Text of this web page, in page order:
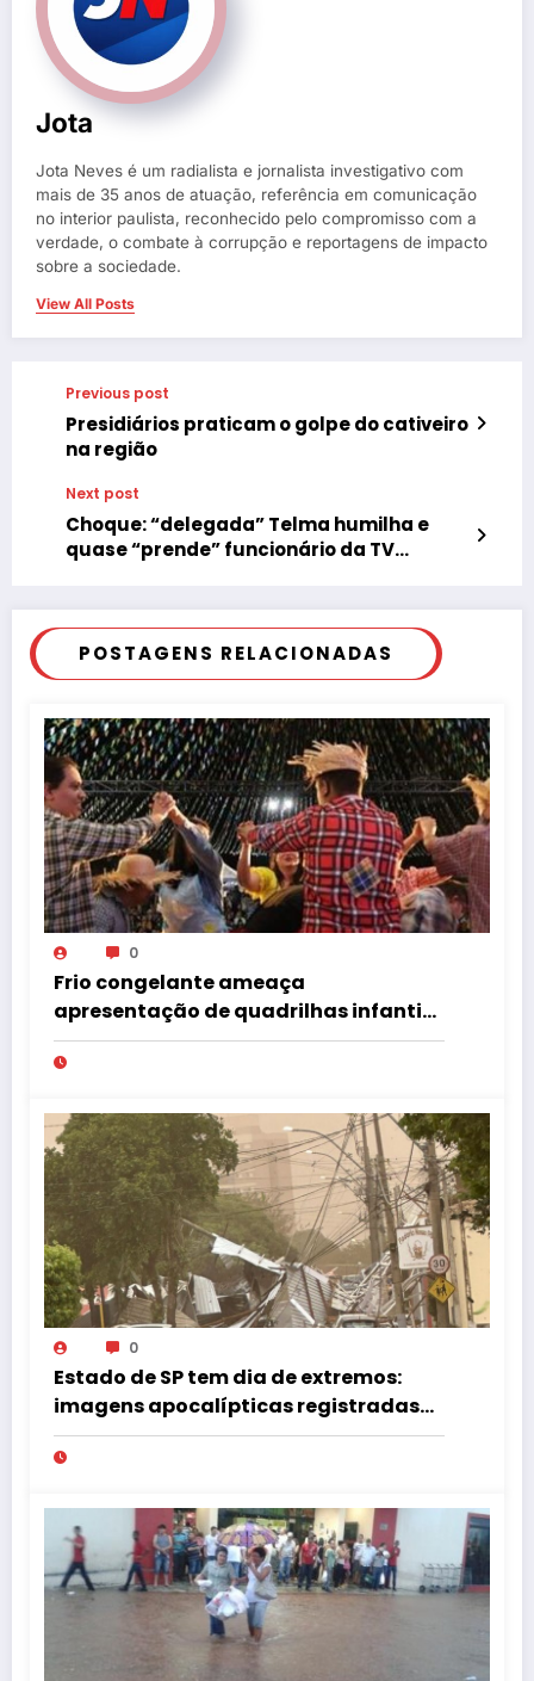
Jota
Jota Neves é um radialista e jornalista investigativo com
mais de 35 anos de atuação, referência em comunicação
no interior paulista, reconhecido pelo compromisso com a
verdade, o combate à corrupção e reportagens de impacto
sobre a sociedade.
View All Posts
Previous post
Presidiários praticam o golpe do cativeiro
na região
Next post
Choque: “delegada” Telma humilha e
quase “prende” funcionário da TV
POSTAGENS RELACIONADAS
0
Frio congelante ameaça
apresentação de quadrilhas infantis
no Tupã Junina
0
Estado de SP tem dia de extremos:
imagens apocalípticas registradas
na região